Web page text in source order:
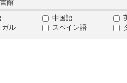
館
中国語
ガル
スペイン語